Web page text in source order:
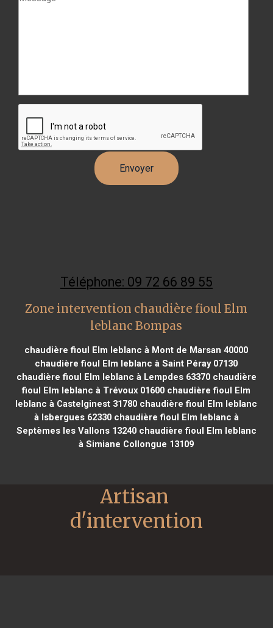
Téléphone: 09 72 66 89 55
Zone intervention chaudière fioul Elm
leblanc Bompas
chaudière fioul Elm leblanc à Mont de Marsan 40000
chaudière fioul Elm leblanc à Saint Péray 07130
chaudière fioul Elm leblanc à Lempdes 63370chaudière
fioul Elm leblanc à Trévoux 01600 chaudière fioul Elm
leblanc à Castelginest 31780 chaudière fioul Elm leblanc
à Isbergues 62330chaudière fioul Elm leblanc à
Septèmes les Vallons 13240chaudière fioul Elm leblanc
à Simiane Collongue 13109
Artisan
d'intervention